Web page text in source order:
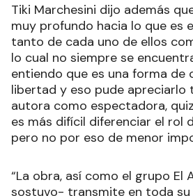
Tiki Marchesini dijo además
muy profundo hacia lo que es
tanto de cada uno de ellos
lo cual no siempre se
entiendo que es una forma de
libertad y eso pude apreciarlo
autora como espectadora,
es más difícil diferenciar el rol
pero no por eso de menor
“La obra, así como el grupo El
sostuvo- transmite en toda su